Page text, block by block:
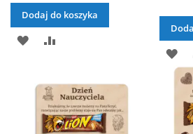
Dodaj do koszyka
DODAJ
LISTY
ŻYCZEŃ
DO